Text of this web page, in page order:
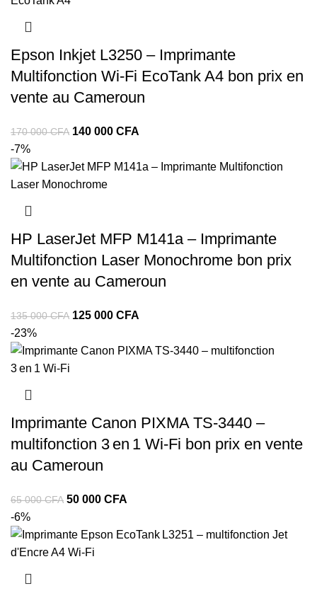
Epson Inkjet L3250 – Imprimante
Multifonction Wi‑Fi EcoTank A4 bon prix en
vente au Cameroun
170 000CFA 140 000 CFA
-7%
HP LaserJet MFP M141a – Imprimante
Multifonction Laser Monochrome bon prix
en vente au Cameroun
135 000CFA 125 000 CFA
-23%
Imprimante Canon PIXMA TS‑3440 –
multifonction 3 en 1 Wi‑Fi bon prix en vente
au Cameroun
65 000CFA 50 000 CFA
-6%